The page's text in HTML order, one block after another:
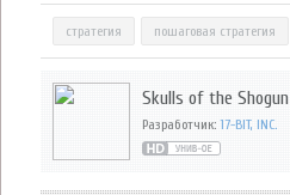
стратегия пошаговая стратегия
Skulls of the Shogun
Разработчик: 17-BIT, INC.